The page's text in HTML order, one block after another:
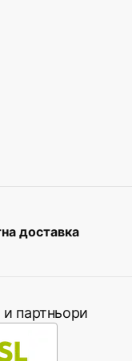
доставка
партньори